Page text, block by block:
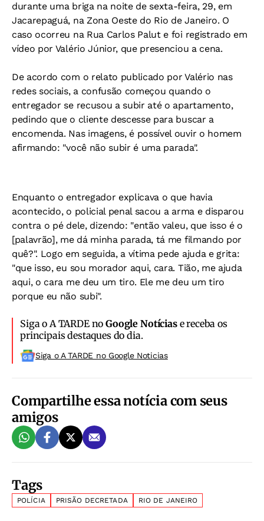
durante uma briga na noite de sexta-feira, 29, em
Jacarepaguá, na Zona Oeste do Rio de Janeiro. O
caso ocorreu na Rua Carlos Palut e foi registrado em
vídeo por Valério Júnior, que presenciou a cena.
De acordo com o relato publicado por Valério nas
redes sociais, a confusão começou quando o
entregador se recusou a subir até o apartamento,
pedindo que o cliente descesse para buscar a
encomenda. Nas imagens, é possível ouvir o homem
afirmando: "você não subir é uma parada".
Enquanto o entregador explicava o que havia
acontecido, o policial penal sacou a arma e disparou
contra o pé dele, dizendo: "então valeu, que isso é o
[palavrão], me dá minha parada, tá me filmando por
quê?". Logo em seguida, a vítima pede ajuda e grita:
"que isso, eu sou morador aqui, cara. Tião, me ajuda
aqui, o cara me deu um tiro. Ele me deu um tiro
porque eu não subi".
Siga o A TARDE noGoogle Notíciase receba os
principais destaques do dia.
Siga o A TARDE no Google Noticias
Compartilhe essa notícia com seus
amigos
Tags
POLÍCIA PRISÃO DECRETADA RIO DE JANEIRO